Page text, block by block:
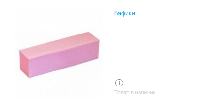
Бафики
Товар в наличии